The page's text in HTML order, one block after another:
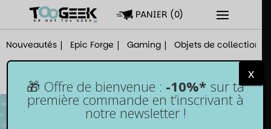
PANIER (0)
Nouveautés Epic Forge Gaming Objets de collection
🎁 Offre de bienvenue : -10%* sur ta
première commande en t’inscrivant à
notre newsletter !
x